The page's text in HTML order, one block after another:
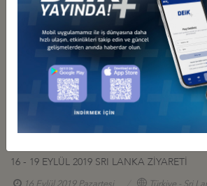
İş Konseyi ile Alakalı Diğer
YENİ ATANAN SRI LANKA BÜYÜKELÇİSİ
TOPLANTISI VE ÇALIŞMA YEMEĞİ
10 Ekim 2019 Perşembe Türkiye - Sri
16 - 19 EYLÜL 2019 SRI LANKA ZİYARETİ